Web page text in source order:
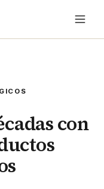
con